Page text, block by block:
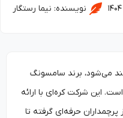
نویسنده:نیما رستگار
برند سامسونگ
شرکت کره‌ای با ارائه
حرفه‌ای گرفته تا